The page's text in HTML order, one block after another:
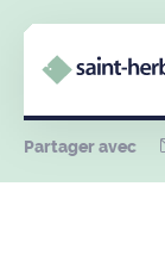
Partager avec